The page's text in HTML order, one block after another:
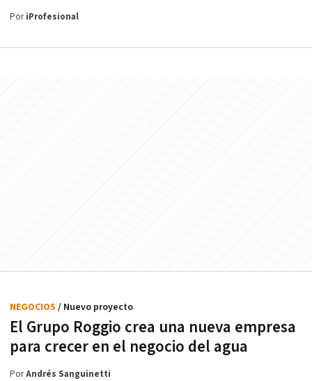
PoriProfesional
El Grupo Roggio crea una nueva empresa
para crecer en el negocio del agua
NEGOCIOS / Nuevo proyecto
PorAndrés Sanguinetti